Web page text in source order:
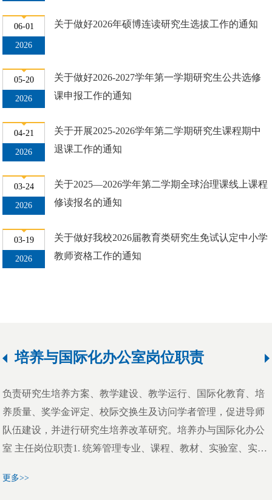
06-01
2026
关于做好2026年硕博连读研究生选拔工作的通知
05-20
2026
关于做好2026-2027学年第一学期研究生公共选修
课申报工作的通知
04-21
2026
关于开展2025-2026学年第二学期研究生课程期中
退课工作的通知
03-24
2026
关于2025—2026学年第二学期全球治理课线上课程
修读报名的通知
03-19
2026
关于做好我校2026届教育类研究生免试认定中小学
教师资格工作的通知
培养与国际化办公室岗位职责
负责研究生培养方案、教学建设、教学运行、国际化教育、培
养质量、奖学金评定、校际交换生及访问学者管理，促进导师
队伍建设，并进行研究生培养改革研究。培养办与国际化办公
室 主任岗位职责1. 统筹管理专业、课程、教材、实验室、实践
管理导师队伍建设，组织开展各级各类导师培训及导师指导工
更多>>